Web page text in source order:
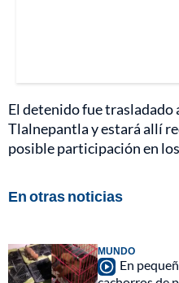
El detenido fue
Tlalnepantla y estará allí
posible participación en
En otras noticias
MUNDO
En